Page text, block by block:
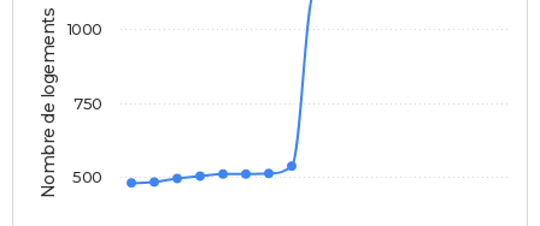
Nombre de logements 1000
500
750